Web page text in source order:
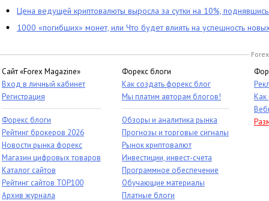
Цена ведущей криптовалюты выросла за сутки на 10%,
1000 «погибших» монет, или Что будет влиять на успешность
Сайт «Forex Magazine»
Вход в личный кабинет
Регистрация
Форекс блоги
Рейтинг брокеров 2026
Новости рынка форекс
Магазин цифровых товаров
Каталог сайтов
Рейтинг сайтов TOP100
Архив журнала
Форекс блоги
Как создать форекс блог
Мы платим авторам блогов!
Обзоры и аналитика рынка
Прогнозы и торговые сигналы
Рынок криптовалют
Инвестиции, инвест-счета
Программное обеспечение
Обучающие материалы
Платные блоги
Как